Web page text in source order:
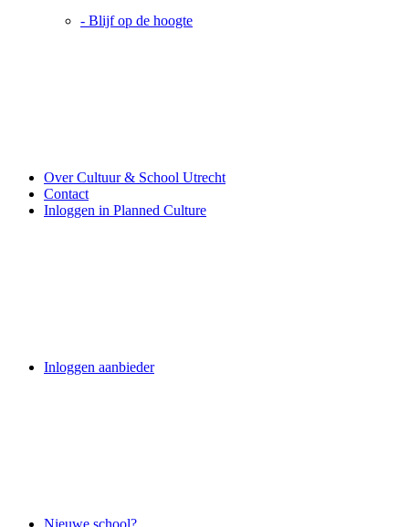
- Blijf op de hoogte
Over Cultuur & School Utrecht
Contact
Inloggen in Planned Culture
Inloggen aanbieder
Nieuwe school?